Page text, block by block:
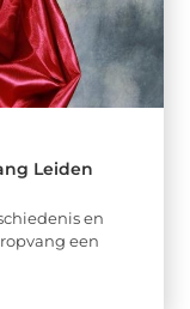
Leiden
en
een